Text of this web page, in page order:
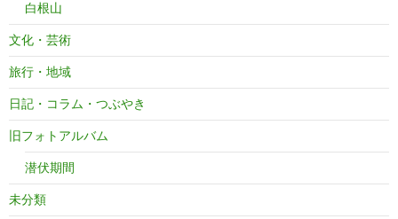
白根山
文化・芸術
旅行・地域
日記・コラム・つぶやき
旧フォトアルバム
潜伏期間
未分類